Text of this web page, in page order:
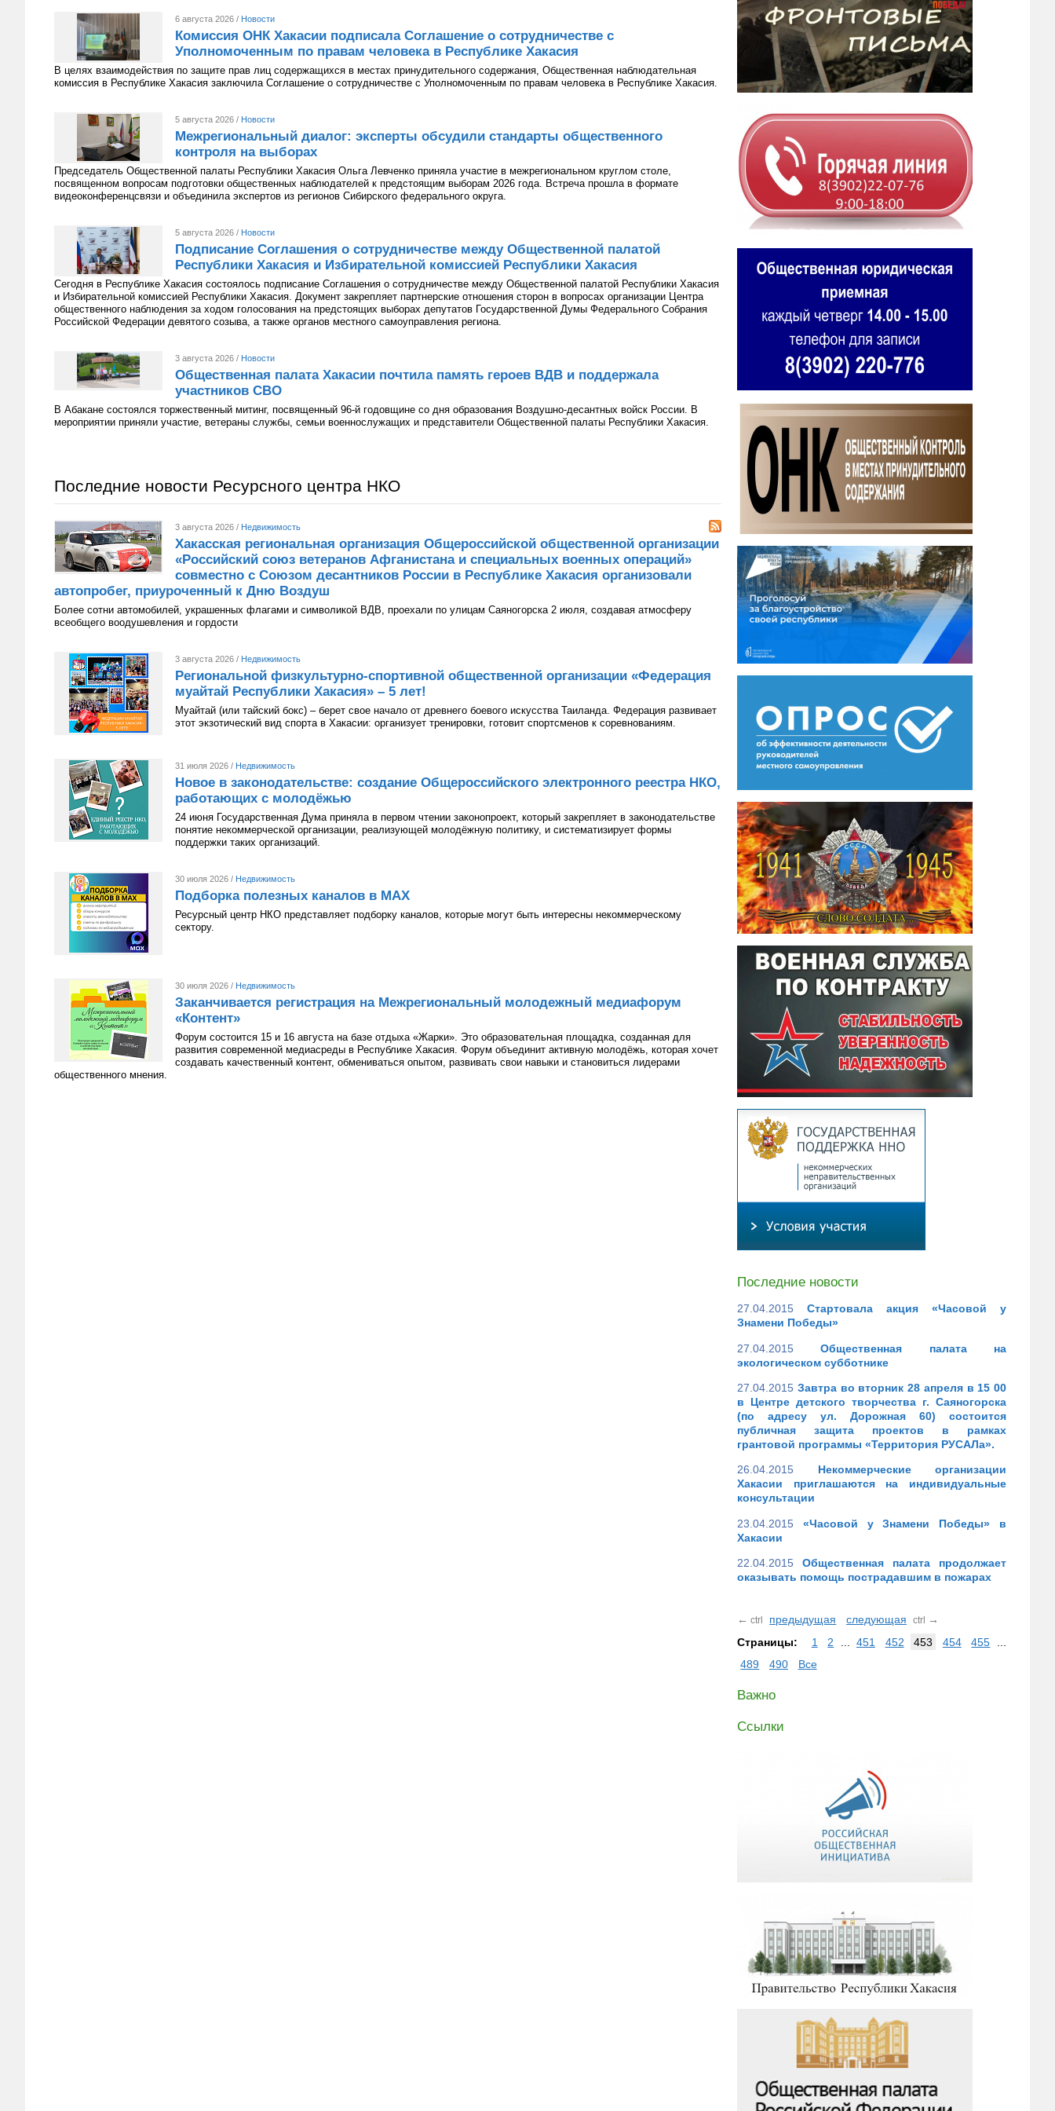
6 августа 2026 / Новости
Комиссия ОНК Хакасии подписала Соглашение о сотрудничестве с
Уполномоченным по правам человека в Республике Хакасия
В целях взаимодействия по защите прав лиц содержащихся в местах принудительного содержания, Общественная наблюдательная
комиссия в Республике Хакасия заключила Соглашение о сотрудничестве с Уполномоченным по правам человека в Республике Хакасия.
5 августа 2026 / Новости
Межрегиональный диалог: эксперты обсудили стандарты общественного
контроля на выборах
Председатель Общественной палаты Республики Хакасия Ольга Левченко приняла участие в межрегиональном круглом столе,
посвященном вопросам подготовки общественных наблюдателей к предстоящим выборам 2026 года. Встреча прошла в формате
видеоконференцсвязи и объединила экспертов из регионов Сибирского федерального округа.
5 августа 2026 / Новости
Подписание Соглашения о сотрудничестве между Общественной палатой
Республики Хакасия и Избирательной комиссией Республики Хакасия
Сегодня в Республике Хакасия состоялось подписание Соглашения о сотрудничестве между Общественной палатой Республики Хакасия
и Избирательной комиссией Республики Хакасия. Документ закрепляет партнерские отношения сторон в вопросах организации Центра
общественного наблюдения за ходом голосования на предстоящих выборах депутатов Государственной Думы Федерального Собрания
Российской Федерации девятого созыва, а также органов местного самоуправления региона.
3 августа 2026 / Новости
Общественная палата Хакасии почтила память героев ВДВ и поддержала
участников СВО
В Абакане состоялся торжественный митинг, посвященный 96-й годовщине со дня образования Воздушно-десантных войск России. В
мероприятии приняли участие, ветераны службы, семьи военнослужащих и представители Общественной палаты Республики Хакасия.
Последние новости Ресурсного центра НКО
3 августа 2026 / Недвижимость
Хакасская региональная организация Общероссийской общественной организации
«Российский союз ветеранов Афганистана и специальных военных операций»
совместно с Союзом десантников России в Республике Хакасия организовали
автопробег, приуроченный к Дню Воздуш
Более сотни автомобилей, украшенных флагами и символикой ВДВ, проехали по улицам Саяногорска 2 июля, создавая атмосферу
всеобщего воодушевления и гордости
3 августа 2026 / Недвижимость
Региональной физкультурно-спортивной общественной организации «Федерация
муайтай Республики Хакасия» – 5 лет!
Муайтай (или тайский бокс) – берет свое начало от древнего боевого искусства Таиланда. Федерация развивает
этот экзотический вид спорта в Хакасии: организует тренировки, готовит спортсменов к соревнованиям.
31 июля 2026 / Недвижимость
Новое в законодательстве: создание Общероссийского электронного реестра НКО,
работающих с молодёжью
24 июня Государственная Дума приняла в первом чтении законопроект, который закрепляет в законодательстве
понятие некоммерческой организации, реализующей молодёжную политику, и систематизирует формы
поддержки таких организаций.
30 июля 2026 / Недвижимость
Подборка полезных каналов в МАХ
Ресурсный центр НКО представляет подборку каналов, которые могут быть интересны некоммерческому
сектору.
30 июля 2026 / Недвижимость
Заканчивается регистрация на Межрегиональный молодежный медиафорум
«Контент»
Форум состоится 15 и 16 августа на базе отдыха «Жарки». Это образовательная площадка, созданная для
развития современной медиасреды в Республике Хакасия. Форум объединит активную молодёжь, которая хочет
создавать качественный контент, обмениваться опытом, развивать свои навыки и становиться лидерами
общественного мнения.
Последние новости
27.04.2015
Стартовала акция «Часовой у
Знамени Победы»
27.04.2015
Общественная палата на
экологическом субботнике
27.04.2015 Завтра во вторник 28 апреля в 15 00
в Центре детского творчества г. Саяногорска
(по адресу ул. Дорожная 60) состоится
публичная защита проектов в рамках
грантовой программы «Территория РУСАЛа».
26.04.2015
Некоммерческие организации
Хакасии приглашаются на индивидуальные
консультации
23.04.2015
«Часовой у Знамени Победы» в
Хакасии
22.04.2015
Общественная палата продолжает
оказывать помощь пострадавшим в пожарах
← ctrl предыдущая следующая ctrl →
Страницы:
1 2 451 452 453 454 455
489
490 Все
Важно
Ссылки